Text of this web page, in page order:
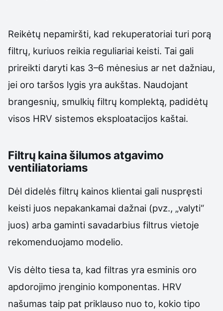
Reikėtų nepamiršti, kad rekuperatoriai turi porą
filtrų, kuriuos reikia reguliariai keisti. Tai gali
prireikti daryti kas 3–6 mėnesius ar net dažniau,
jei oro taršos lygis yra aukštas. Naudojant
brangesnių, smulkių filtrų komplektą, padidėtų
visos HRV sistemos eksploatacijos kaštai.
Filtrų kaina šilumos atgavimo
ventiliatoriams
Dėl didelės filtrų kainos klientai gali nuspręsti
keisti juos nepakankamai dažnai (pvz., „valyti“
juos) arba gaminti savadarbius filtrus vietoje
rekomenduojamo modelio.
Vis dėlto tiesa ta, kad filtras yra esminis oro
apdorojimo įrenginio komponentas. HRV
našumas taip pat priklauso nuo to, kokio tipo